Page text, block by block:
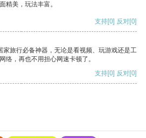
精美，玩法丰富。
支持[0] 反对[0]
家旅行必备神器，无论是看视频、玩游戏还是工
络，再也不用担心网速卡顿了。
支持[0] 反对[0]